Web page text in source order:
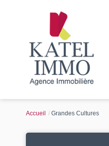
Accueil Grandes Cultures